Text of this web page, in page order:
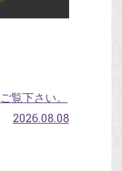
覧下さい。
2026.08.08